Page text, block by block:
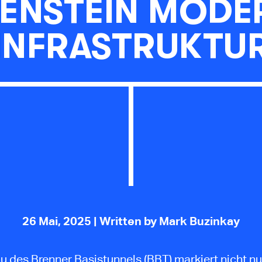
26 Mai, 2025 | Written by Mark Buzinkay
des Brenner Basistunnels (BBT) markiert nicht